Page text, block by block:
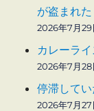
が盗まれた
2026年7月29
カレーラ
2026年7月28
停滞して
2026年7月27